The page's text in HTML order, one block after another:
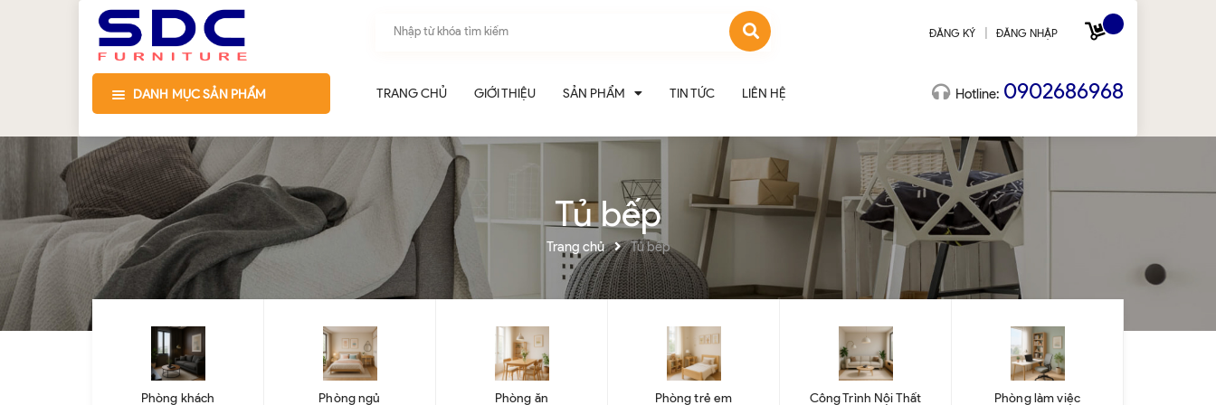
ĐĂNG KÝ ĐĂNG NHẬP
DANH MỤC SẢN PHẨM TRANG CHỦ GIỚI THIỆU SẢN PHẨM TIN TỨC LIÊN HỆ Hotline: 0902686968
Tủ bếp
Trang chủ Tủ bếp
Phòng khách Phòng ngủ Phòng ăn Phòng trẻ em Công Trình Nội Thất Phòng làm việc